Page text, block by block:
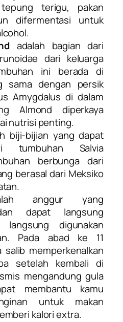
terigu, pakan
difermentasi untuk
adalah bagian dari
dari keluarga
ini berada di
sama dengan persik
Amygdalus di dalam
Almond diperkaya
nutrisi penting.
biji-bijian yang dapat
tumbuhan Salvia
berbunga dari
berasal dari Meksiko
anggur yang
dapat langsung
digunakan
Pada abad ke 11
memperkenalkan
setelah kembali di
mengandung gula
membantu kamu
untuk makan
kalori extra.